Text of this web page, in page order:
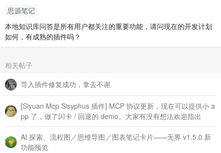
思源笔记
本地知识库问答是所有用户都关注的重要功能，请问现在的开发计划
如何，有成熟的插件吗？
相关帖子
导入插件修复成功，拿去不谢
[Siyuan Mcp Sisyphus 插件] MCP 协议更新，现在可以提供小 a
pp 了，做了闪卡 / 回退的 demo。大家有没有想法欢迎指出
AI 探索、流程图／思维导图／图表笔记卡片——无界 v1.5.0 新
功能预览